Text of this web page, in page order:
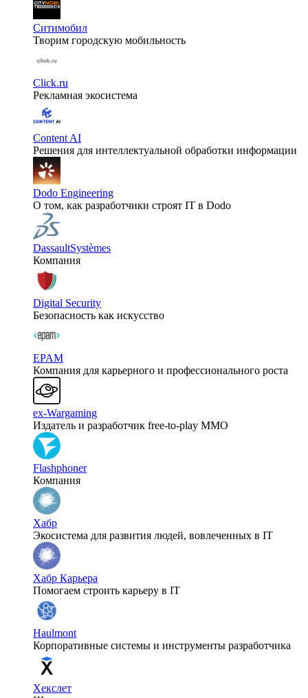
Ситимобил
Творим городскую мобильность
Click.ru
Рекламная экосистема
Content AI
Решения для интеллектуальной обработки информации
Dodo Engineering
О том, как разработчики строят IT в Dodo
DassaultSystèmes
Компания
Digital Security
Безопасность как искусство
EPAM
Компания для карьерного и профессионального роста
ex-Wargaming
Издатель и разработчик free-to-play MMO
Flashphoner
Компания
Хабр
Экосистема для развития людей, вовлеченных в IT
Хабр Карьера
Помогаем строить карьеру в IT
Haulmont
Корпоративные системы и инструменты разработчика
Хекслет